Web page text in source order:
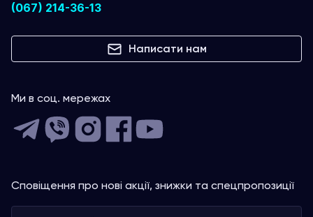
(067) 214-36-13
Написати нам
Ми в соц. мережах
Сповіщення про нові акції, знижки та спецпропозиції